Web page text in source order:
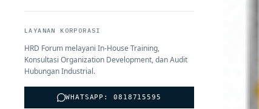
LAYANAN KORPORASI
HRD Forum melayani In-House Training,
Konsultasi Organization Development, dan Audit
Hubungan Industrial.
WHATSAPP: 0818715595